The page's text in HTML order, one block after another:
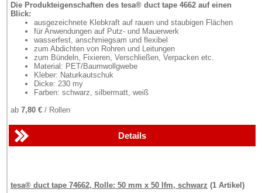
Die Produkteigenschaften des tesa® duct tape 4662 auf einen
Blick:
ausgezeichnete Klebkraft auf rauen und staubigen Flächen
für Anwendungen auf Putz- und Mauerwerk
wasserfest, anschmiegsam und flexibel
zum Abdichten von Rohren und Leitungen
zum Bündeln, Fixieren, Verschließen, Verpacken etc.
Material: PET/Baumwollgwebe
Kleber: Naturkautschuk
Dicke: 230 my
Farben: schwarz, silbermatt, weiß
ab 7,80 € / Rollen
Details
tesa® duct tape 74662, Rolle: 50 mm x 50 lfm, schwarz (1 Artikel)